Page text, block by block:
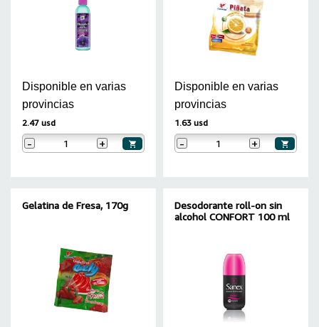
Disponible en varias
provincias
2.47 usd
- +
Disponible en varias
provincias
1.63 usd
- +
Gelatina de Fresa, 170g
Desodorante roll-on sin
alcohol CONFORT 100 ml